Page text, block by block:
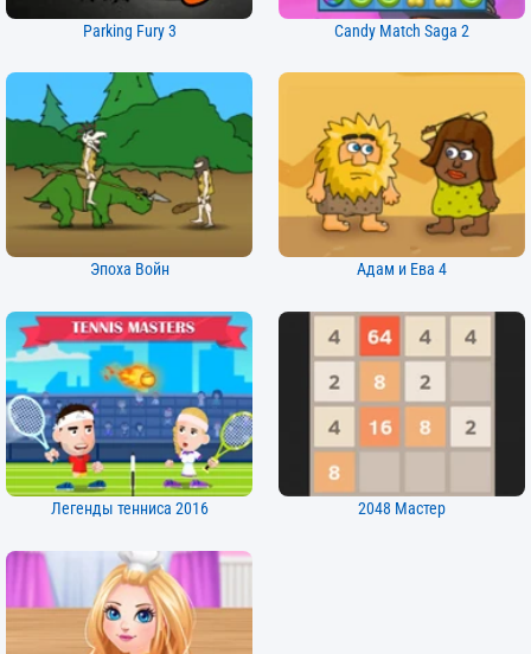
Parking Fury 3 Candy Match Saga 2
Эпоха Войн Адам и Ева 4
Легенды тенниса 2016 2048 Мастер